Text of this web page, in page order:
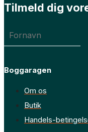
Tilmeld dig
Boggaragen
Om os
Butik
Handels-